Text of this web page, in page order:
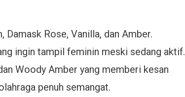
Rose, Vanilla, dan Amber.
ingin tampil feminin meski sedang aktif.
Woody Amber yang memberi kesan
penuh semangat.